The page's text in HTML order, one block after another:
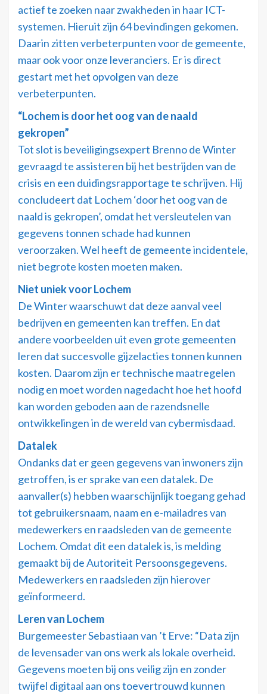
actief te zoeken naar zwakheden in haar ICT-
systemen. Hieruit zijn 64 bevindingen gekomen.
Daarin zitten verbeterpunten voor de gemeente,
maar ook voor onze leveranciers. Er is direct
gestart met het opvolgen van deze
verbeterpunten.
“Lochem is door het oog van de naald
gekropen”
Tot slot is beveiligingsexpert Brenno de Winter
gevraagd te assisteren bij het bestrijden van de
crisis en een duidingsrapportage te schrijven. Hij
concludeert dat Lochem ‘door het oog van de
naald is gekropen’, omdat het versleutelen van
gegevens tonnen schade had kunnen
veroorzaken. Wel heeft de gemeente incidentele,
niet begrote kosten moeten maken.
Niet uniek voor Lochem
De Winter waarschuwt dat deze aanval veel
bedrijven en gemeenten kan treffen. En dat
andere voorbeelden uit even grote gemeenten
leren dat succesvolle gijzelacties tonnen kunnen
kosten. Daarom zijn er technische maatregelen
nodig en moet worden nagedacht hoe het hoofd
kan worden geboden aan de razendsnelle
ontwikkelingen in de wereld van cybermisdaad.
Datalek
Ondanks dat er geen gegevens van inwoners zijn
getroffen, is er sprake van een datalek. De
aanvaller(s) hebben waarschijnlijk toegang gehad
tot gebruikersnaam, naam en e-mailadres van
medewerkers en raadsleden van de gemeente
Lochem. Omdat dit een datalek is, is melding
gemaakt bij de Autoriteit Persoonsgegevens.
Medewerkers en raadsleden zijn hierover
geïnformeerd.
Leren van Lochem
Burgemeester Sebastiaan van ’t Erve: “Data zijn
de levensader van ons werk als lokale overheid.
Gegevens moeten bij ons veilig zijn en zonder
twijfel digitaal aan ons toevertrouwd kunnen